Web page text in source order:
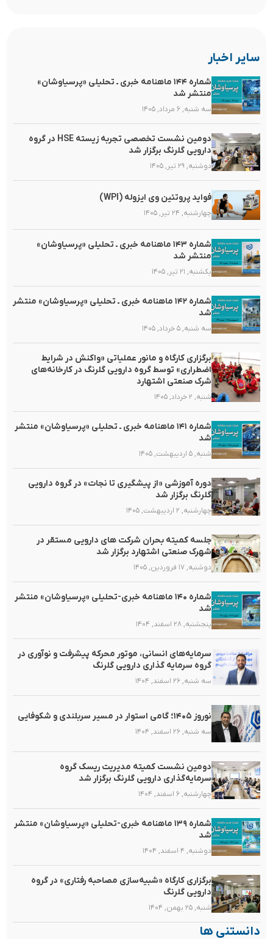
سایر اخبار
شماره ۱۴۴ ماهنامه خبری ـ تحلیلی «پرسیاوشان»
منتشر شد
سه شنبه, ۶ مرداد, ۱۴۰۵
دومین نشست تخصصی تجربه زیسته HSE در گروه
دارویی گلرنگ برگزار شد
دوشنبه, ۲۹ تیر, ۱۴۰۵
فواید پروتئین وی ایزوله (WPI)
چهارشنبه, ۲۴ تیر, ۱۴۰۵
شماره ۱۴۳ ماهنامه خبری ـ تحلیلی «پرسیاوشان»
منتشر شد
یکشنبه, ۲۱ تیر, ۱۴۰۵
شماره ۱۴۲ ماهنامه خبری ـ تحلیلی «پرسیاوشان» منتشر
شد
سه شنبه, ۵ خرداد, ۱۴۰۵
برگزاری کارگاه و مانور عملیاتی «واکنش در شرایط
اضطراری» توسط گروه دارویی گلرنگ در کارخانه‌های
شرک صنعتی اشتهارد
شنبه, ۲ خرداد, ۱۴۰۵
شماره ۱۴۱ ماهنامه خبری ـ تحلیلی «پرسیاوشان» منتشر
شد
شنبه, ۵ اردیبهشت, ۱۴۰۵
دوره آموزشی «از پیشگیری تا نجات» در گروه دارویی
گلرنگ برگزار شد
چهارشنبه, ۲ اردیبهشت, ۱۴۰۵
جلسه کمیته بحران شرکت های دارویی مستقر در
شهرک صنعتی اشتهارد برگزار شد
دوشنبه, ۱۷ فروردین, ۱۴۰۵
شماره ۱۴۰ ماهنامه خبری-تحلیلی «پرسیاوشان» منتشر
شد
پنجشنبه, ۲۸ اسفند, ۱۴۰۴
سرمایه‌های انسانی، موتور محرکه پیشرفت و نوآوری در
گروه سرمایه گذاری دارویی گلرنگ
سه شنبه, ۲۶ اسفند, ۱۴۰۴
نوروز ۱۴۰۵؛ گامی استوار در مسیر سربلندی و شکوفایی
سه شنبه, ۲۶ اسفند, ۱۴۰۴
دومین نشست کمیته مدیریت ریسک گروه
سرمایه‌گذاری دارویی گلرنگ برگزار شد
چهارشنبه, ۶ اسفند, ۱۴۰۴
شماره ۱۳۹ ماهنامه خبری-تحلیلی «پرسیاوشان» منتشر
شد
دوشنبه, ۴ اسفند, ۱۴۰۴
برگزاری کارگاه «شبیه‌سازی مصاحبه رفتاری» در گروه
دارویی گلرنگ
شنبه, ۲۵ بهمن, ۱۴۰۴
دانستنی ها